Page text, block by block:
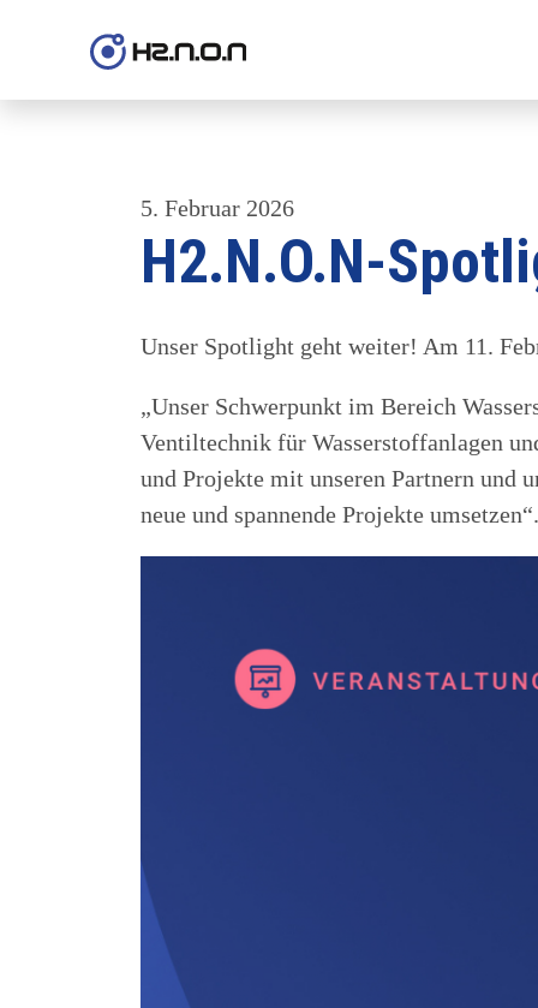
5. Februar 2026
H2.N.O.N-
Unser Spotlight geht weiter! Am 11.
„Unser Schwerpunkt im Bereich
Ventiltechnik für Wasserstoffanlagen
und Projekte mit unseren Partnern und
neue und spannende Projekte umsetzen“.